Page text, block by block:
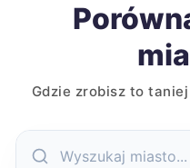
Gdzie zrobisz to